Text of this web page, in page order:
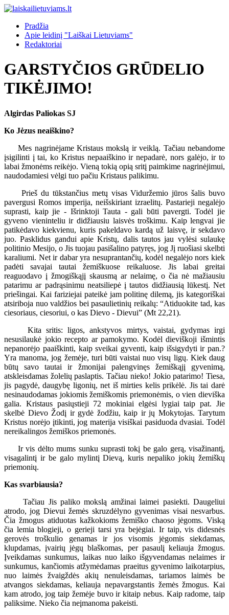
Pradžia
Apie leidinį "Laiškai Lietuviams"
Redaktoriai
GARSTYČIOS GRŪDELIO
TIKĖJIMO!
Algirdas Paliokas SJ
Ko Jėzus neaiškino?
Mes nagrinėjame Kristaus mokslą ir veiklą. Tačiau nebandome
įsigilinti į tai, ko Kristus nepaaiškino ir nepadarė, nors galėjo, ir to
labai žmonėms reikėjo. Vieną tokią opią sritį paimkime nagrinėjimui,
naudodamiesi vėlgi tuo pačiu Kristaus palikimu.
Prieš du tūkstančius metų visas Viduržemio jūros šalis buvo
pavergusi Romos imperija, neišskiriant izraelitų. Pastarieji negalėjo
suprasti, kaip jie - Išrinktoji Tauta - gali būti pavergti. Todėl jie
gyveno vieninteliu ir didžiausiu laisvės troškimu. Kaip lengvai jie
patikėdavo kiekvienu, kuris pakeldavo kardą už laisvę, ir sekdavo
juo. Pasklidus gandui apie Kristų, dalis tautos jau vylėsi sulaukę
politinio Mesijo, o Jis tuojau pasišalino patyręs, jog Jį ruošiasi skelbti
karaliumi. Net ir dabar yra nesuprantančių, kodėl negalėjo nors kiek
padėti savajai tautai žemiškuose reikaluose. Jis labai greitai
reaguodavo į žmogiškąjį skausmą ar nelaimę, o čia nė mažiausiu
patarimu ar padrąsinimu neatsiliepė į tautos didžiausią lūkestį. Net
priešingai. Kai fariziejai pateikė jam politinę dilemą, jis kategoriškai
atsiriboja nuo valdžios bei pasaulietinių reikalų: “Atiduokite tad, kas
ciesoriaus, ciesoriui, o kas Dievo - Dievui” (Mt 22,21).
Kita sritis: ligos, ankstyvos mirtys, vaistai, gydymas irgi
nesusilaukė jokio recepto ar pamokymo. Kodėl dieviškoji išmintis
nepanorėjo paaiškinti, kaip sveikai gyventi, kaip išsigydyti ir pan.?
Yra manoma, jog žemėje, turi būti vaistai nuo visų ligų. Kiek daug
būtų savo tautai ir žmonijai palengvinęs žemiškąjį gyvenimą,
atskleisdamas žolelių paslaptis. Tačiau nieko! Jokio patarimo! Tiesa,
jis pagydė, daugybę ligonių, net iš mirties kelis prikėlė. Jis tai darė
nesinaudodamas jokiomis žemiškomis priemonėmis, o vien dieviška
galia. Kristaus pasiųstieji 72 mokiniai elgėsi lygiai taip pat. Jie
skelbė Dievo Žodį ir gydė žodžiu, kaip ir jų Mokytojas. Tarytum
Kristus norėjo įtikinti, jog materija visiškai pasiduoda dvasiai. Todėl
nereikalingos žemiškos priemonės.
Ir vis dėlto mums sunku suprasti tokį be galo gerą, visažinantį,
visagalintį ir be galo mylintį Dievą, kuris nepaliko jokių žemiškų
priemonių.
Kas svarbiausia?
Tačiau Jis paliko mokslą amžinai laimei pasiekti. Daugeliui
atrodo, jog Dievui žemės skruzdėlyno gyvenimas visai nesvarbus.
Čia žmogus atiduotas kažkokioms žemiško chaoso jėgoms. Viską
čia lemia blogieji, o gerieji tarsi yra bejėgiai. Ir taip, vis didesnės
gerovės troškulio genamas ir jos visomis jėgomis siekdamas,
klupdamas, įvairių jėgų blaškomas, per pasaulį keliauja žmogus.
Įveikdamas sunkumus, laikas nuo laiko išgyvendamas nelaimes ir
sunkumus, kančiomis atžymėdamas praeitus gyvenimo laikotarpius,
nuo laimės žvaigždės akių nenuleisdamas, tariamos laimės be
atvangos siekdamas, keliauja nepavargstantis žemės žmogus. Kai
kam atrodo, jog taip žemėje buvo ir kitaip nebus. Kaip radome, taip
paliksime. Nieko čia neįmanoma pakeisti.